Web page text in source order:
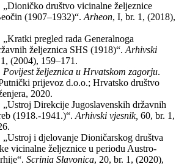
„Dioničko društvo vicinalne željeznice
(1907–1932)“. Arheon, I, br. 1, (2018),
pregled rada Generalnoga
željeznica SHS (1918)“. Arhivski
(2004), 159–171.
Povijest željeznica u Hrvatskom zagorju.
prijevoz d.o.o.; Hrvatsko društvo
2020.
„Ustroj Direkcije Jugoslavenskih državnih
(1918.-1941.)“. Arhivski vjesnik, 60, br. 1,
„Ustroj i djelovanje Dioničarskog društva
vicinalne željeznice u periodu Austro-
Scrinia Slavonica, 20, br. 1, (2020),